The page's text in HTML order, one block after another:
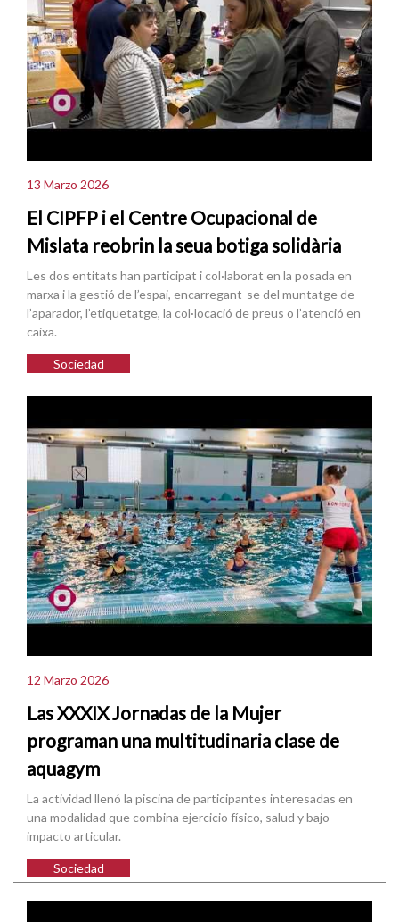
13 Marzo 2026
El CIPFP i el Centre Ocupacional de
Mislata reobrin la seua botiga solidària
Les dos entitats han participat i col·laborat en la posada en
marxa i la gestió de l’espai, encarregant-se del muntatge de
l’aparador, l’etiquetatge, la col·locació de preus o l’atenció en
caixa.
Sociedad
12 Marzo 2026
Las XXXIX Jornadas de la Mujer
programan una multitudinaria clase de
aquagym
La actividad llenó la piscina de participantes interesadas en
una modalidad que combina ejercicio físico, salud y bajo
impacto articular.
Sociedad